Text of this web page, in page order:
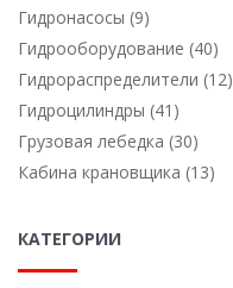
Гидронасосы (9)
Гидрооборудование (40)
Гидрораспределители (12)
Гидроцилиндры (41)
Грузовая лебедка (30)
Кабина крановщика (13)
КАТЕГОРИИ